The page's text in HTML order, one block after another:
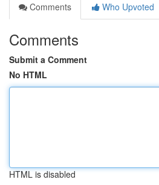
Comments
Who Upvoted
Comments
Submit a Comment
No HTML
HTML is disabled